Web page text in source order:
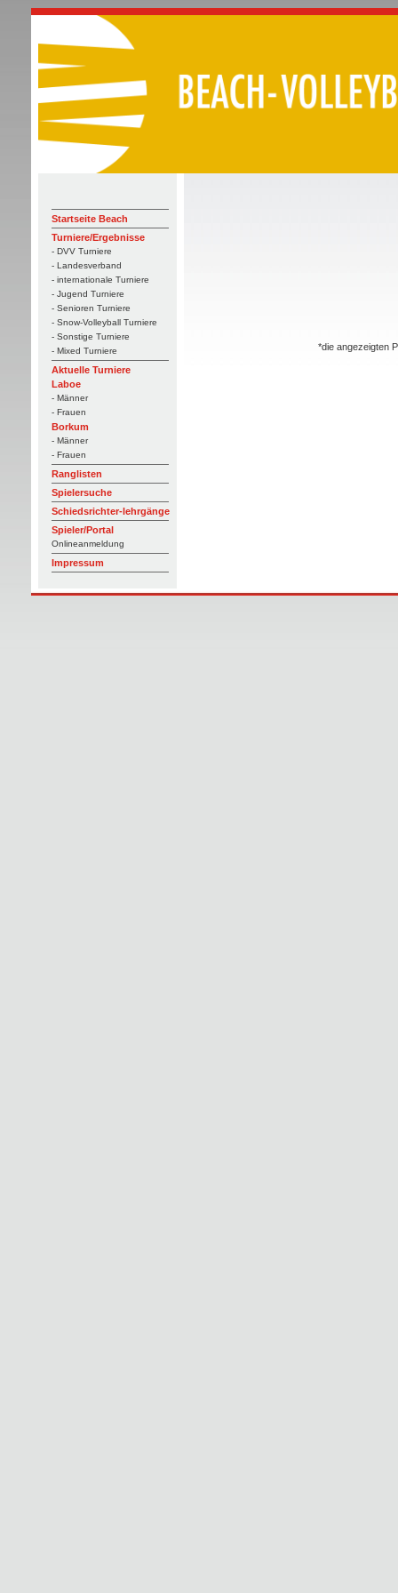
Startseite Beach
Turniere/Ergebnisse
- DVV Turniere
- Landesverband
- internationale Turniere
- Jugend Turniere
- Senioren Turniere
- Snow-Volleyball Turniere
- Sonstige Turniere
- Mixed Turniere
Aktuelle Turniere
Laboe
- Männer
- Frauen
Borkum
- Männer
- Frauen
Ranglisten
Spielersuche
Schiedsrichter-lehrgänge
Spieler/Portal
Onlineanmeldung
Impressum
*die angezeigten